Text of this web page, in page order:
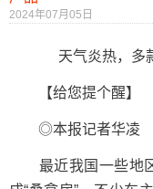
2024年07月05日
天气炎热，多
【给您提个醒】
◎本报记者华凌
最近我国一些地区